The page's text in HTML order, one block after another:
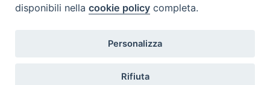
Contatti
Scrivi a: cnvf@chiesacattolica.it
disponibili nellacookie policy completa.
Personalizza
Rifiuta